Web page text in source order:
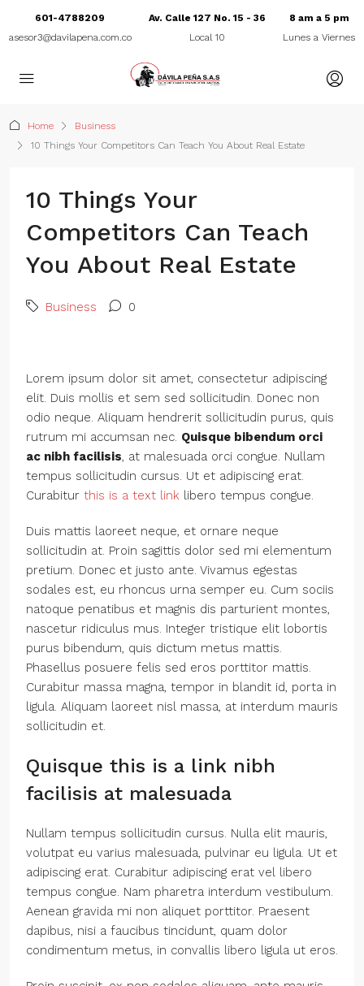
601-4788209
asesor3@davilapena.com.co
Av. Calle 127 No. 15 - 36
Local 10
8 am a 5 pm
Lunes a Viernes
Home
Business
10 Things Your Competitors Can Teach You About Real Estate
10 Things Your
Competitors Can Teach
You About Real Estate
Business 0
Lorem ipsum dolor sit amet, consectetur adipiscing
elit. Duis mollis et sem sed sollicitudin. Donec non
odio neque. Aliquam hendrerit sollicitudin purus, quis
rutrum mi accumsan nec. Quisque bibendum orci
ac nibh facilisis, at malesuada orci congue. Nullam
tempus sollicitudin cursus. Ut et adipiscing erat.
Curabitur this is a text link libero tempus congue.
Duis mattis laoreet neque, et ornare neque
sollicitudin at. Proin sagittis dolor sed mi elementum
pretium. Donec et justo ante. Vivamus egestas
sodales est, eu rhoncus urna semper eu. Cum sociis
natoque penatibus et magnis dis parturient montes,
nascetur ridiculus mus. Integer tristique elit lobortis
purus bibendum, quis dictum metus mattis.
Phasellus posuere felis sed eros porttitor mattis.
Curabitur massa magna, tempor in blandit id, porta in
ligula. Aliquam laoreet nisl massa, at interdum mauris
sollicitudin et.
Quisque this is a link nibh
facilisis at malesuada
Nullam tempus sollicitudin cursus. Nulla elit mauris,
volutpat eu varius malesuada, pulvinar eu ligula. Ut et
adipiscing erat. Curabitur adipiscing erat vel libero
tempus congue. Nam pharetra interdum vestibulum.
Aenean gravida mi non aliquet porttitor. Praesent
dapibus, nisi a faucibus tincidunt, quam dolor
condimentum metus, in convallis libero ligula ut eros.